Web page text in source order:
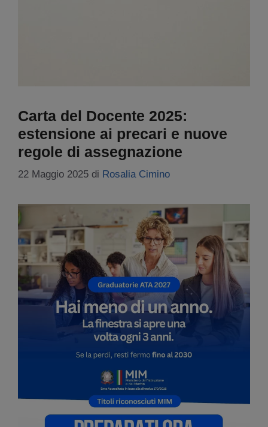
Carta del Docente 2025:
estensione ai precari e nuove
regole di assegnazione
22 Maggio 2025 di Rosalia Cimino